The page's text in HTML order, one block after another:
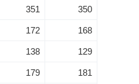
351 350
172 168
138 129
179 181